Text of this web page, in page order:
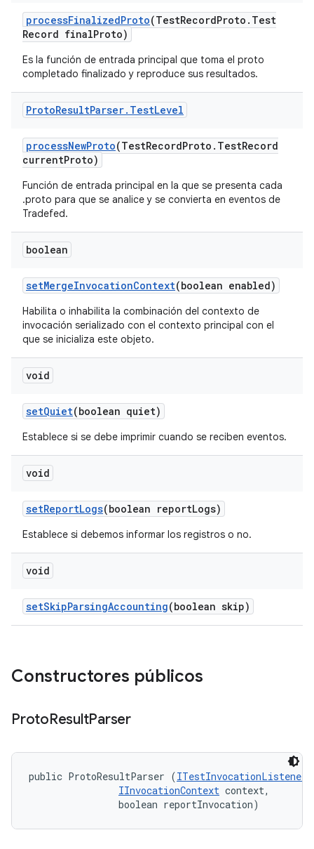
processFinalizedProto(TestRecordProto . Test
Record finalProto)
Es la función de entrada principal que toma el proto
completado finalizado y reproduce sus resultados.
ProtoResultParser. TestLevel
processNewProto(TestRecordProto . TestRecord
currentProto)
Función de entrada principal en la que se presenta cada
.proto para que se analice y se convierta en eventos de
Tradefed.
boolean
setMergeInvocationContext(boolean enabled)
Habilita o inhabilita la combinación del contexto de
invocación serializado con el contexto principal con el
que se inicializa este objeto.
void
setQuiet(boolean quiet)
Establece si se debe imprimir cuando se reciben eventos.
void
setReportLogs(boolean reportLogs)
Establece si debemos informar los registros o no.
void
setSkipParsingAccounting(boolean skip)
Constructores públicos
ProtoResultParser
public ProtoResultParser (ITestInvocationListener
IInvocationContext context,
                boolean reportInvocation)